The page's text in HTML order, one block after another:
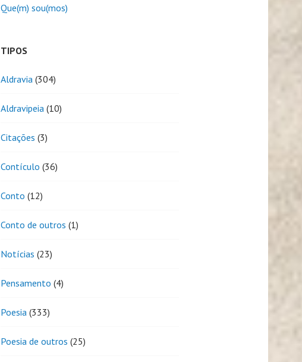
Que(m) sou(mos)
TIPOS
Aldravia (304)
Aldravipeia (10)
Citações (3)
Contículo (36)
Conto (12)
Conto de outros (1)
Notícias (23)
Pensamento (4)
Poesia (333)
Poesia de outros (25)